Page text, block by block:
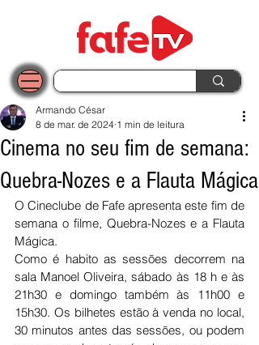
Cinema no seu fim de semana:
Quebra-Nozes e a Flauta Mágica
Armando César
8 de mar. de 2024 1 min de leitura
O Cineclube de Fafe apresenta este fim de
semana o filme, Quebra-Nozes e a Flauta
Mágica.
Como é habito as sessões decorrem na
sala Manoel Oliveira, sábado às 18 h e às
21h30 e domingo também às 11h00 e
15h30. Os bilhetes estão à venda no local,
30 minutos antes das sessões, ou podem